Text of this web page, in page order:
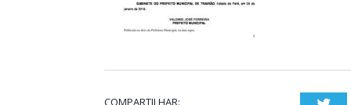
COMPARTILHAR: